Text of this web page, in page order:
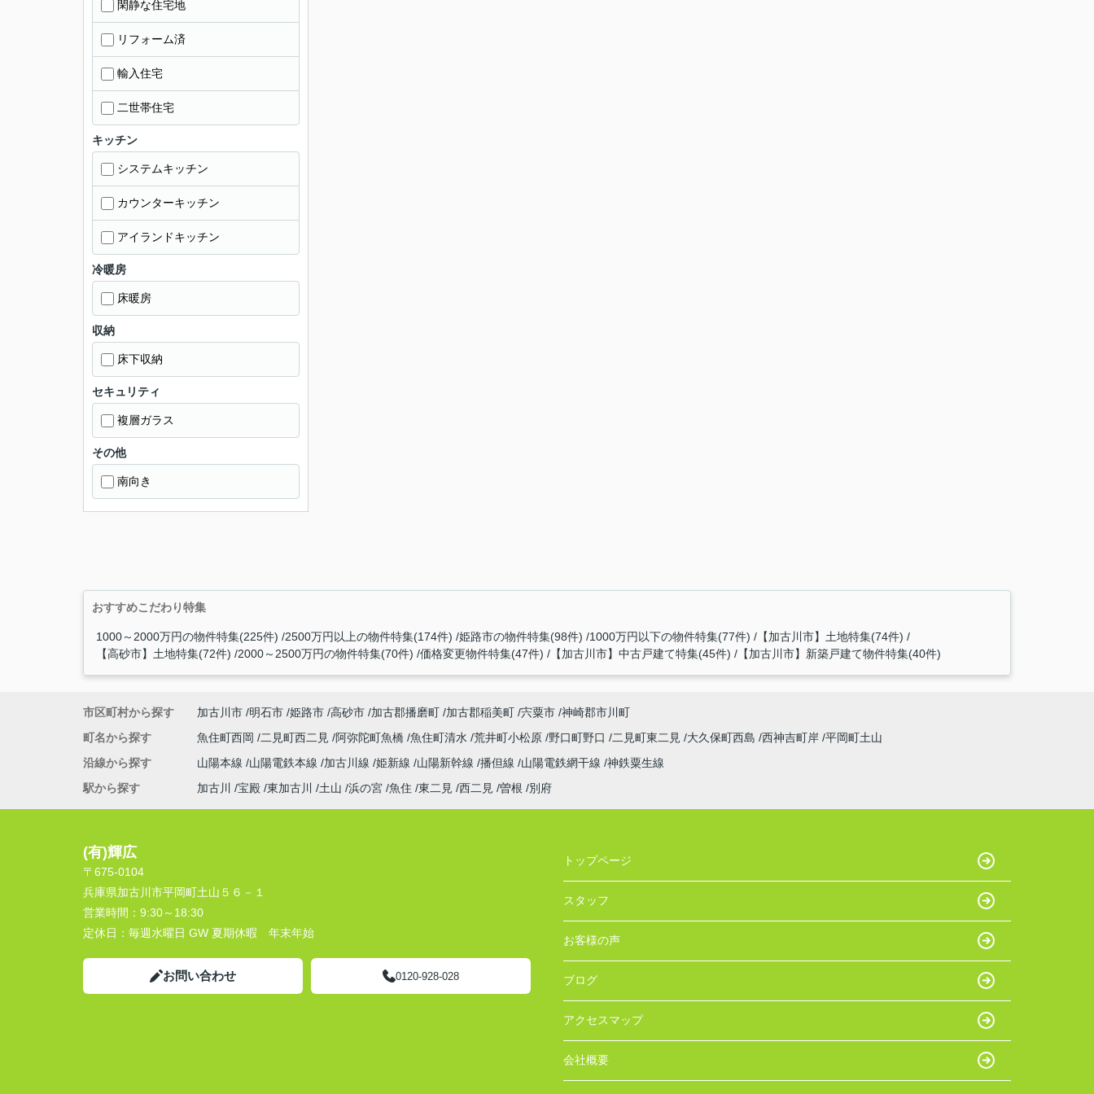
閑静な住宅地
リフォーム済
輸入住宅
二世帯住宅
キッチン
システムキッチン
カウンターキッチン
アイランドキッチン
冷暖房
床暖房
収納
床下収納
セキュリティ
複層ガラス
その他
南向き
おすすめこだわり特集
1000～2000万円の物件特集(225件) 2500万円以上の物件特集(174件) 姫路市の物件特集(98件) 1000万円以下の物件特集(77件)
【加古川市】土地特集(74件)
【高砂市】土地特集(72件)
2000～2500万円の物件特集(70件) 価格変更物件特集(47件) 【加古川市】中古戸建て特集(45件) 【加古川市】新築戸建て物件特集(40件)
市区町村から探す 加古川市 明石市 姫路市 高砂市 加古郡播磨町 加古郡稲美町 宍粟市 神崎郡市川町
町名から探す
魚住町西岡 二見町西二見 阿弥陀町魚橋 魚住町清水 荒井町小松原 野口町野口 二見町東二見 大久保町西島 西神吉町岸 平岡町土山
沿線から探す
山陽本線 山陽電鉄本線 加古川線 姫新線 山陽新幹線 播但線 山陽電鉄網干線 神鉄粟生線
駅から探す
加古川 宝殿 東加古川 土山 浜の宮 魚住 東二見 西二見 曽根 別府
(有)輝広
〒675-0104
兵庫県加古川市平岡町土山５６－１
営業時間： 9:30～18:30
定休日： 毎週水曜日 GW 夏期休暇 年末年始
お問い合わせ 0120-928-028
トップページ
スタッフ
お客様の声
ブログ
アクセスマップ
会社概要